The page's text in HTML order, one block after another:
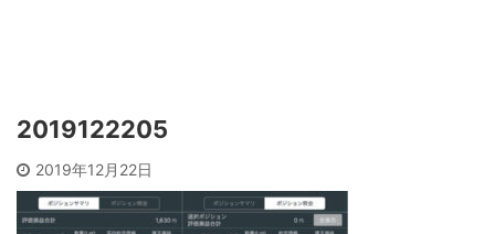
2019122205
2019年12月22日